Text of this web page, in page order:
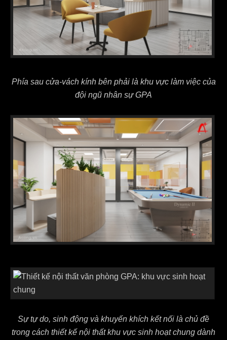
Phía sau cửa-vách kính bên phải là khu vực làm việc của
đội ngũ nhân sự GPA
Sự tự do, sinh động và khuyến khích kết nối là chủ đề
trong cách thiết kế nội thất khu vực sinh hoạt chung dành